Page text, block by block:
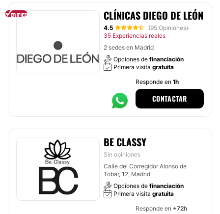
CLÍNICAS DIEGO DE LEÓN
4.5 (95 Opiniones)·
35 Experiencias reales
2 sedes en Madrid
Opciones de financiación
Primera visita gratuita
Responde en 1h
CONTACTAR
BE CLASSY
Sin opiniones
Calle del Corregidor Alonso de
Tobar, 12, Madrid
Opciones de financiación
Primera visita gratuita
Responde en +72h